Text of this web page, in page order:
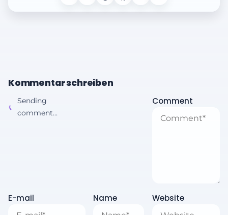
Kommentar schreiben
Sending
comment...
Comment
E-mail Name Website